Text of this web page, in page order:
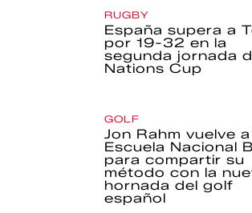
RUGBY
España supera a
por 19-32 en la
segunda jornada
Nations Cup
GOLF
Jon Rahm vuelve a
Escuela Nacional
para compartir su
método con la
hornada del golf
español